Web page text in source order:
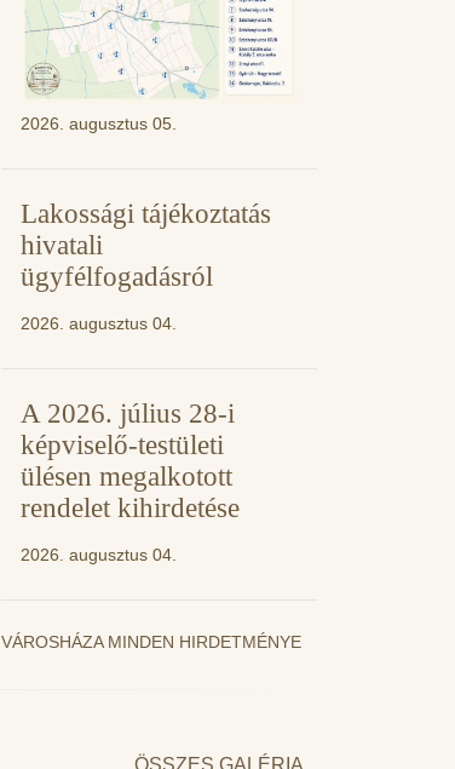
2026. augusztus 05.
Lakossági tájékoztatás
hivatali
ügyfélfogadásról
2026. augusztus 04.
A 2026. július 28-i
képviselő-testületi
ülésen megalkotott
rendelet kihirdetése
2026. augusztus 04.
VÁROSHÁZA MINDEN HIRDETMÉNYE
ÖSSZES GALÉRIA